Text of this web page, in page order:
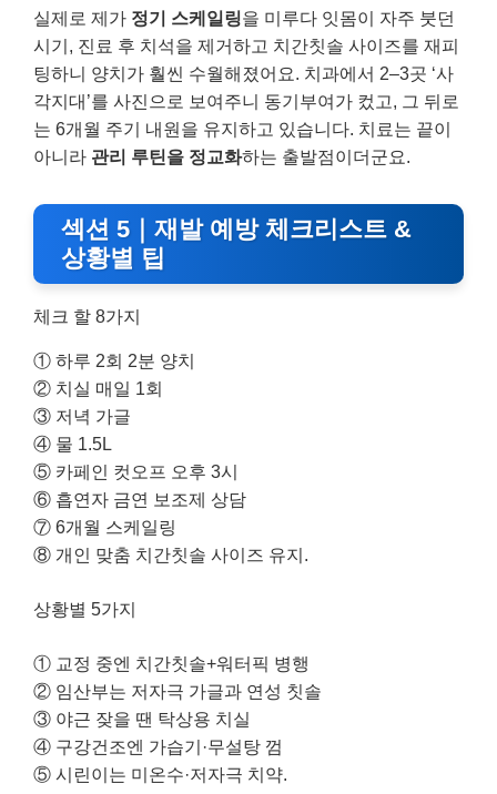
실제로 제가 정기 스케일링을 미루다 잇몸이 자주 붓던
시기, 진료 후 치석을 제거하고 치간칫솔 사이즈를 재피
팅하니 양치가 훨씬 수월해졌어요. 치과에서 2–3곳 ‘사
각지대’를 사진으로 보여주니 동기부여가 컸고, 그 뒤로
는 6개월 주기 내원을 유지하고 있습니다. 치료는 끝이
아니라 관리 루틴을 정교화하는 출발점이더군요.
섹션 5｜재발 예방 체크리스트 &
상황별 팁
체크 할 8가지
① 하루 2회 2분 양치
② 치실 매일 1회
③ 저녁 가글
④ 물 1.5L
⑤ 카페인 컷오프 오후 3시
⑥ 흡연자 금연 보조제 상담
⑦ 6개월 스케일링
⑧ 개인 맞춤 치간칫솔 사이즈 유지.
상황별 5가지
① 교정 중엔 치간칫솔+워터픽 병행
② 임산부는 저자극 가글과 연성 칫솔
③ 야근 잦을 땐 탁상용 치실
④ 구강건조엔 가습기·무설탕 껌
⑤ 시린이는 미온수·저자극 치약.